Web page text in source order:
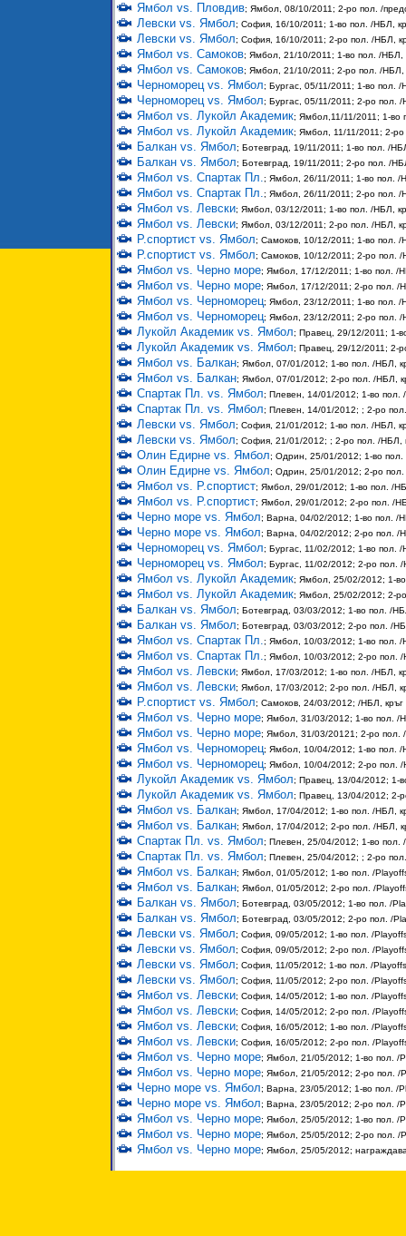
Ямбол vs. Пловдив; Ямбол, 08/10/2011; 2-ро пол. /
Левски vs. Ямбол; София, 16/10/2011; 1-во пол. /НБЛ,
Левски vs. Ямбол; София, 16/10/2011; 2-ро пол. /НБЛ,
Ямбол vs. Самоков; Ямбол, 21/10/2011; 1-во пол. /НБЛ,
Ямбол vs. Самоков; Ямбол, 21/10/2011; 2-ро пол. /НБЛ,
Черноморец vs. Ямбол; Бургас, 05/11/2011; 1-во пол. /
Черноморец vs. Ямбол; Бургас, 05/11/2011; 2-ро пол. /
Ямбол vs. Лукойл Академик; Ямбол,11/11/2011; 1-во
Ямбол vs. Лукойл Академик; Ямбол, 11/11/2011; 2-
Балкан vs. Ямбол; Ботевград, 19/11/2011; 1-во пол. /
Балкан vs. Ямбол; Ботевград, 19/11/2011; 2-ро пол. /
Ямбол vs. Спартак Пл.; Ямбол, 26/11/2011; 1-во пол. /
Ямбол vs. Спартак Пл.; Ямбол, 26/11/2011; 2-ро пол. /
Ямбол vs. Левски; Ямбол, 03/12/2011; 1-во пол. /НБЛ,
Ямбол vs. Левски; Ямбол, 03/12/2011; 2-ро пол. /НБЛ,
Р.спортист vs. Ямбол; Самоков, 10/12/2011; 1-во пол. /
Р.спортист vs. Ямбол; Самоков, 10/12/2011; 2-ро пол. /
Ямбол vs. Черно море; Ямбол, 17/12/2011; 1-во пол. /
Ямбол vs. Черно море; Ямбол, 17/12/2011; 2-ро пол. /
Ямбол vs. Черноморец; Ямбол, 23/12/2011; 1-во пол. /
Ямбол vs. Черноморец; Ямбол, 23/12/2011; 2-ро пол. /
Лукойл Академик vs. Ямбол; Правец, 29/12/2011; 1-
Лукойл Академик vs. Ямбол; Правец, 29/12/2011; 2-
Ямбол vs. Балкан; Ямбол, 07/01/2012; 1-во пол. /НБЛ,
Ямбол vs. Балкан; Ямбол, 07/01/2012; 2-ро пол. /НБЛ,
Спартак Пл. vs. Ямбол; Плевен, 14/01/2012; 1-во пол.
Спартак Пл. vs. Ямбол; Плевен, 14/01/2012; ; 2-ро
Левски vs. Ямбол; София, 21/01/2012; 1-во пол. /НБЛ,
Левски vs. Ямбол; София, 21/01/2012; ; 2-ро пол. /НБЛ,
Олин Едирне vs. Ямбол; Одрин, 25/01/2012; 1-во пол.
Олин Едирне vs. Ямбол; Одрин, 25/01/2012; 2-ро пол.
Ямбол vs. Р.спортист; Ямбол, 29/01/2012; 1-во пол. /
Ямбол vs. Р.спортист; Ямбол, 29/01/2012; 2-ро пол. /
Черно море vs. Ямбол; Варна, 04/02/2012; 1-во пол. /
Черно море vs. Ямбол; Варна, 04/02/2012; 2-ро пол. /
Черноморец vs. Ямбол; Бургас, 11/02/2012; 1-во пол.
Черноморец vs. Ямбол; Бургас, 11/02/2012; 2-ро пол.
Ямбол vs. Лукойл Академик; Ямбол, 25/02/2012; 1-
Ямбол vs. Лукойл Академик; Ямбол, 25/02/2012; 2-
Балкан vs. Ямбол; Ботевград, 03/03/2012; 1-во пол. /
Балкан vs. Ямбол; Ботевград, 03/03/2012; 2-ро пол. /
Ямбол vs. Спартак Пл.; Ямбол, 10/03/2012; 1-во пол. /
Ямбол vs. Спартак Пл.; Ямбол, 10/03/2012; 2-ро пол. /
Ямбол vs. Левски; Ямбол, 17/03/2012; 1-во пол. /НБЛ,
Ямбол vs. Левски; Ямбол, 17/03/2012; 2-ро пол. /НБЛ,
Р.спортист vs. Ямбол; Самоков, 24/03/2012; /НБЛ, кръг
Ямбол vs. Черно море; Ямбол, 31/03/2012; 1-во пол. /
Ямбол vs. Черно море; Ямбол, 31/03/20121; 2-ро пол.
Ямбол vs. Черноморец; Ямбол, 10/04/2012; 1-во пол. /
Ямбол vs. Черноморец; Ямбол, 10/04/2012; 2-ро пол. /
Лукойл Академик vs. Ямбол; Правец, 13/04/2012; 1-
Лукойл Академик vs. Ямбол; Правец, 13/04/2012; 2-
Ямбол vs. Балкан; Ямбол, 17/04/2012; 1-во пол. /НБЛ,
Ямбол vs. Балкан; Ямбол, 17/04/2012; 2-ро пол. /НБЛ,
Спартак Пл. vs. Ямбол; Плевен, 25/04/2012; 1-во пол.
Спартак Пл. vs. Ямбол; Плевен, 25/04/2012; ; 2-ро
Ямбол vs. Балкан; Ямбол, 01/05/2012; 1-во пол. /
Ямбол vs. Балкан; Ямбол, 01/05/2012; 2-ро пол. /
Балкан vs. Ямбол; Ботевград, 03/05/2012; 1-во пол. /
Балкан vs. Ямбол; Ботевград, 03/05/2012; 2-ро пол. /
Левски vs. Ямбол; София, 09/05/2012; 1-во пол. /
Левски vs. Ямбол; София, 09/05/2012; 2-ро пол. /
Левски vs. Ямбол; София, 11/05/2012; 1-во пол. /
Левски vs. Ямбол; София, 11/05/2012; 2-ро пол. /
Ямбол vs. Левски; София, 14/05/2012; 1-во пол. /
Ямбол vs. Левски; София, 14/05/2012; 2-ро пол. /
Ямбол vs. Левски; София, 16/05/2012; 1-во пол. /
Ямбол vs. Левски; София, 16/05/2012; 2-ро пол. /
Ямбол vs. Черно море; Ямбол, 21/05/2012; 1-во пол. /
Ямбол vs. Черно море; Ямбол, 21/05/2012; 2-ро пол. /
Черно море vs. Ямбол; Варна, 23/05/2012; 1-во пол. /
Черно море vs. Ямбол; Варна, 23/05/2012; 2-ро пол. /
Ямбол vs. Черно море; Ямбол, 25/05/2012; 1-во пол. /
Ямбол vs. Черно море; Ямбол, 25/05/2012; 2-ро пол. /
Ямбол vs. Черно море; Ямбол, 25/05/2012;